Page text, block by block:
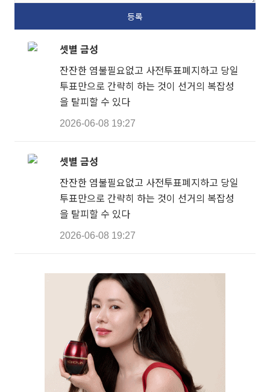
셋별 금성
잔잔한 염불필요없고 사전투표폐지하고 당일
투표만으로 간략히 하는 것이 선거의 복잡성
을 탈피할 수 있다
2026-06-08 19:27
셋별 금성
잔잔한 염불필요없고 사전투표폐지하고 당일
투표만으로 간략히 하는 것이 선거의 복잡성
을 탈피할 수 있다
2026-06-08 19:27